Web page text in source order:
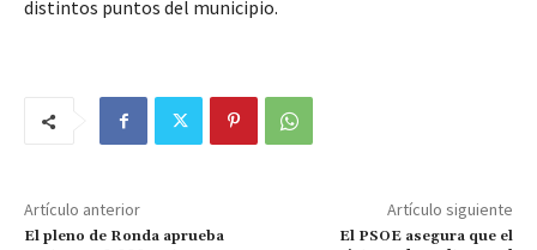
distintos puntos del municipio.
Artículo anterior
El pleno de Ronda aprueba
Artículo siguiente
El PSOE asegura que el